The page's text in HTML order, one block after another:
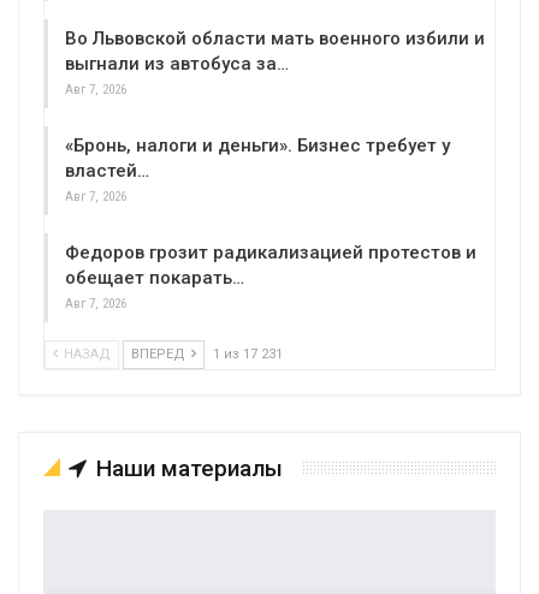
Во Львовской области мать военного избили и
выгнали из автобуса за…
Авг 7, 2026
«Бронь, налоги и деньги». Бизнес требует у
властей…
Авг 7, 2026
Федоров грозит радикализацией протестов и
обещает покарать…
Авг 7, 2026
НАЗАД ВПЕРЕД 1 из 17 231
Наши материалы